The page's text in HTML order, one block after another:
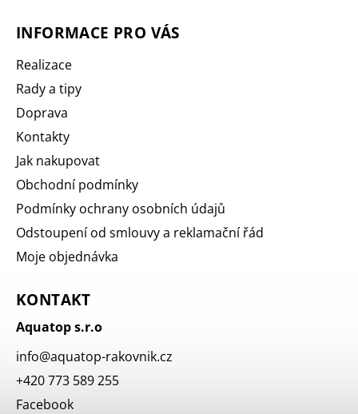
INFORMACE PRO VÁS
Realizace
Rady a tipy
Doprava
Kontakty
Jak nakupovat
Obchodní podmínky
Podmínky ochrany osobních údajů
Odstoupení od smlouvy a reklamační řád
Moje objednávka
KONTAKT
Aquatop s.r.o
info@aquatop-rakovnik.cz
+420 773 589 255
Facebook